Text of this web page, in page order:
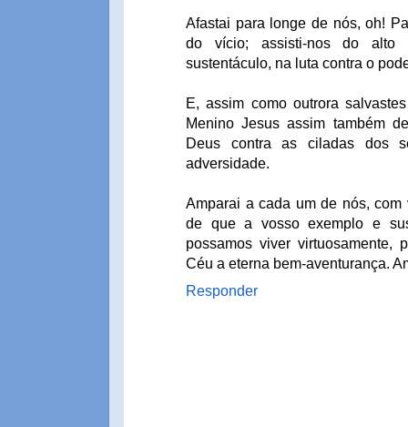
Afastai para longe de nós, oh!
do vício; assisti-nos do alto
sustentáculo, na luta contra o
E, assim como outrora
Menino Jesus assim também
Deus contra as ciladas dos
adversidade.
Amparai a cada um de nós,
de que a vosso exemplo e
possamos viver virtuosamente,
Céu a eterna bem-aventurança.
Responder